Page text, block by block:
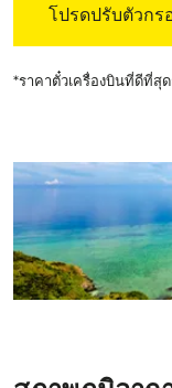
โปรดปรับตัวก
*ราคาตั๋วเครื่องบินที่ดีที่